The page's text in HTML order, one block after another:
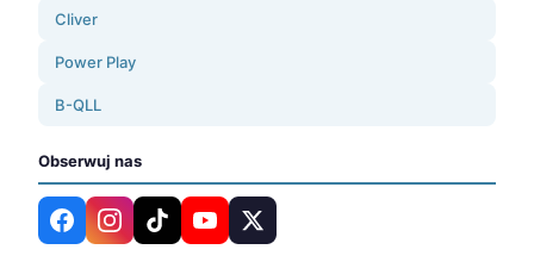
Cliver
Power Play
B-QLL
Obserwuj nas